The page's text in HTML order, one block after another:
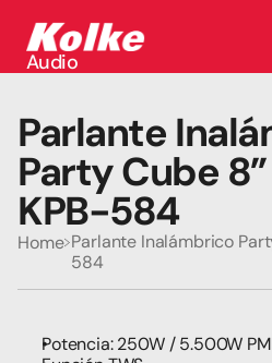
Audio
Auriculares
Conectividad
Gaming
Seguridad
Perifericos
Televisores
Tabletas
Parlante
Party Cube
KPB-584
Home Parlante Inalámbrico
584
Potencia: 250W / 5.500W